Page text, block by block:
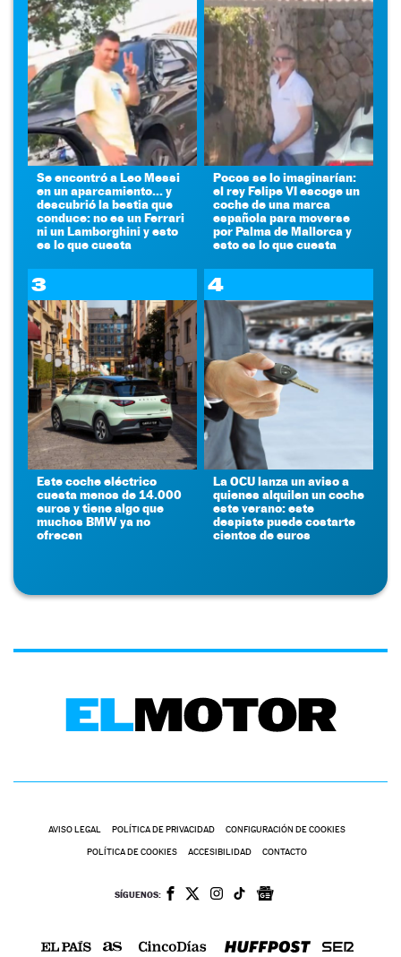
Se encontró a Leo Messi
en un aparcamiento... y
descubrió la bestia que
conduce: no es un Ferrari
ni un Lamborghini y esto
es lo que cuesta
Pocos se lo imaginarían:
el rey Felipe VI escoge un
coche de una marca
española para moverse
por Palma de Mallorca y
esto es lo que cuesta
3
Este coche eléctrico
cuesta menos de 14.000
euros y tiene algo que
muchos BMW ya no
ofrecen
4
La OCU lanza un aviso a
quienes alquilen un coche
este verano: este
despiste puede costarte
cientos de euros
AVISO LEGAL POLÍTICA DE PRIVACIDAD CONFIGURACIÓN DE COOKIES
POLÍTICA DE COOKIES ACCESIBILIDAD CONTACTO
SÍGUENOS: